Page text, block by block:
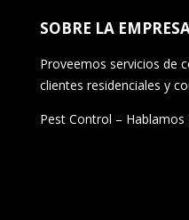
SOBRE LA
Proveemos servicios de
clientes residenciales y
Pest Control – Hablamos